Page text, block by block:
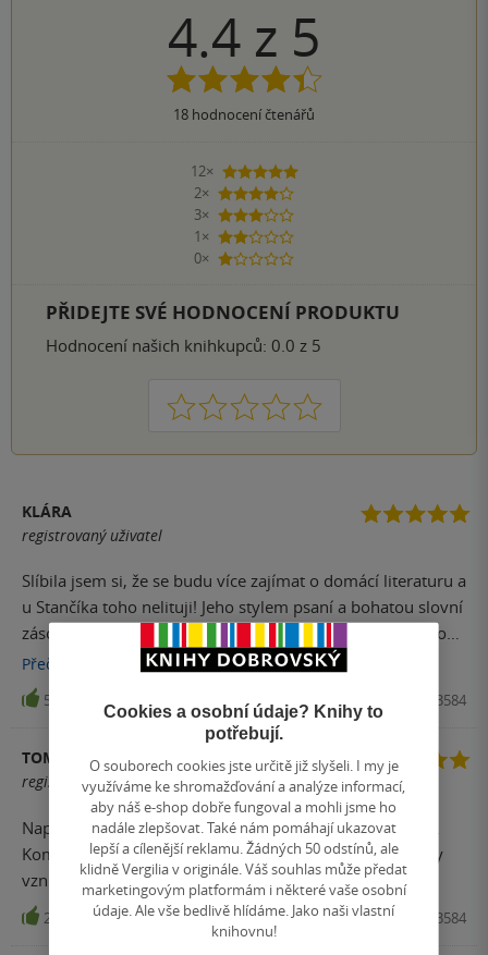
4.4 z 5
18 hodnocení čtenářů
12×
5 hvězdiček
2×
4 hvězdičky
3×
3 hvězdičky
1×
2 hvězdičky
0×
1 hvezdička
PŘIDEJTE SVÉ HODNOCENÍ PRODUKTU
Hodnocení našich knihkupců: 0.0 z 5
1 2 3 4 5
KLÁRA
registrovaný uživatel
Slíbila jsem si, že se budu více zajímat o domácí literaturu a
u Stančíka toho nelituji! Jeho stylem psaní a bohatou slovní
zásobou jsem doslova uhranuta. Andělí vejce se mi líbilo
hodně, ale z mlýnu jsem na větvi. Opravdu skvostné a
vřele doporučuji:-)
Přečíst
55 Kniha, Druhé město, 2013, 9788072273584
TOMÁŠ
registrovaný uživatel
Naprostá bomba. Krásně vykresleno, zajímavá zápletka.
Komisař Durman rozhodně uměl žít. Bylo by fajn, kdyby
vznikl sequel.
23 Kniha, Druhé město, 2013, 9788072273584
Cookies a osobní údaje? Knihy to
potřebují.
O souborech cookies jste určitě již slyšeli. I my je
využíváme ke shromažďování a analýze informací,
aby náš e-shop dobře fungoval a mohli jsme ho
nadále zlepšovat. Také nám pomáhají ukazovat
lepší a cílenější reklamu. Žádných 50 odstínů, ale
klidně Vergilia v originále. Váš souhlas může předat
marketingovým platformám i některé vaše osobní
údaje. Ale vše bedlivě hlídáme. Jako naši vlastní
knihovnu!